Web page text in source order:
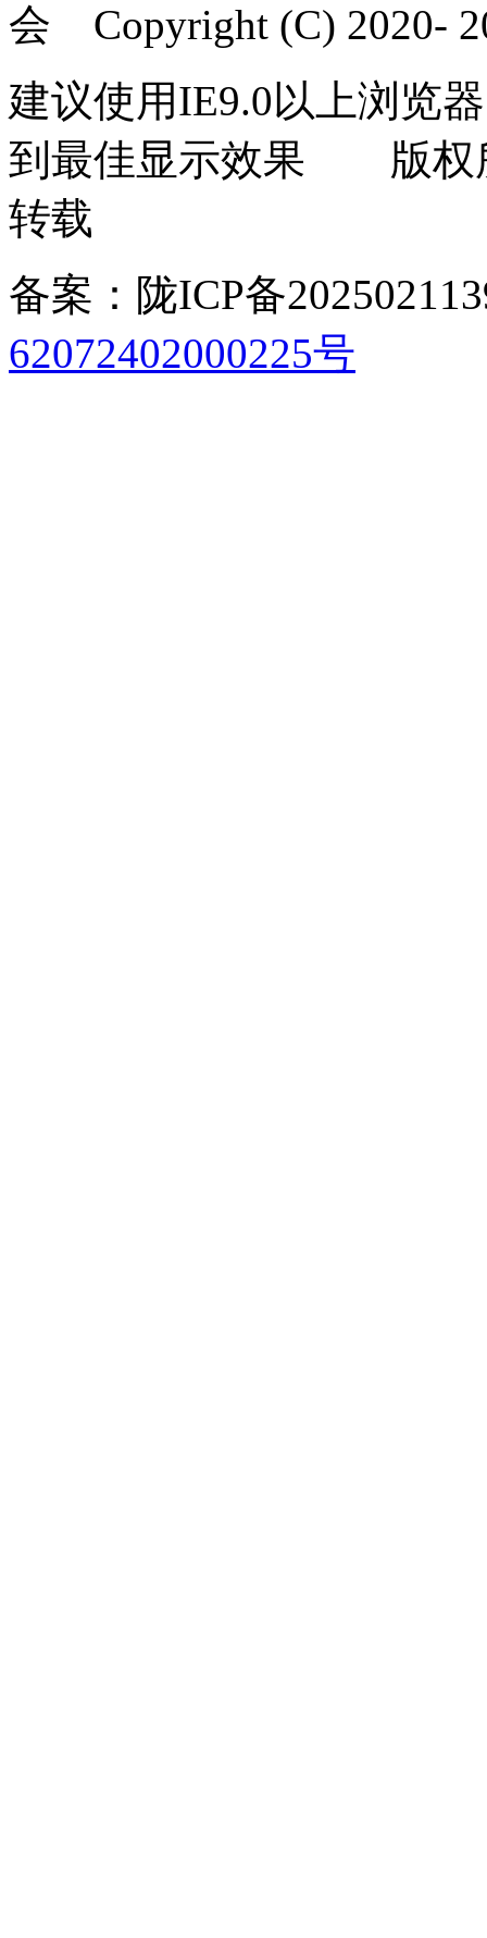
会 Copyright (C) 2020-
建议使用IE9.0以上浏览
到最佳显示效果 版权
转载
备案：陇ICP备
62072402000225号